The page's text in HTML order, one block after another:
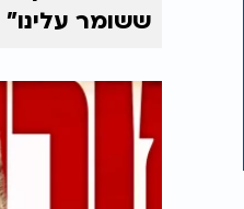
ששומר עלינו"